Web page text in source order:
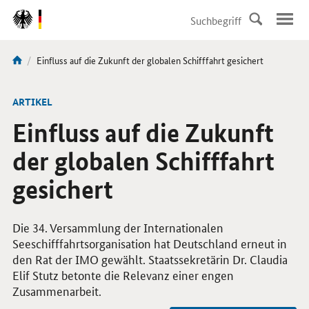
DirektZu:
Navigation
Sie
hier:
Aktuelle
Einfluss auf die Zukunft der globalen Schifffahrt gesichert
ARTIKEL
Einfluss auf die Zukunft
der globalen Schifffahrt
gesichert
Die 34. Versammlung der Internationalen
Seeschifffahrtsorganisation hat Deutschland erneut in
den Rat der IMO gewählt. Staatssekretärin Dr. Claudia
Elif Stutz betonte die Relevanz einer engen
Zusammenarbeit.